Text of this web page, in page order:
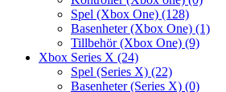
Spel (Xbox One) (128)
Basenheter (Xbox One) (1)
Tillbehör (Xbox One) (9)
Xbox Series X (24)
Spel (Series X) (22)
Basenheter (Series X) (0)